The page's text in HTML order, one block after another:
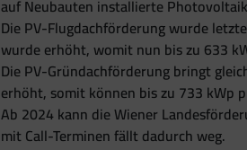
auf Neubauten installierte
Die PV-Flugdachförderung wurde
wurde erhöht, womit nun bis zu 633
Die PV-Gründachförderung bringt
erhöht, somit können bis zu 733 kWp
Ab 2024 kann die Wiener
mit Call-Terminen fällt dadurch weg.